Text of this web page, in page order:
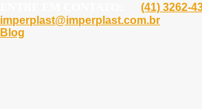
(41) 3262-
imperplast@imperplast.com.br
Blog